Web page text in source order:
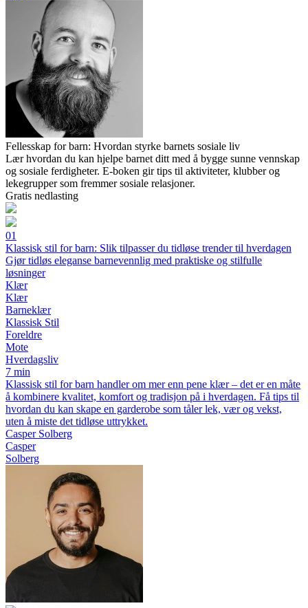
Fellesskap for barn: Hvordan styrke barnets sosiale liv
Lær hvordan du kan hjelpe barnet ditt med å bygge sunne vennskap
og sosiale ferdigheter. E-boken gir tips til aktiviteter, klubber og
lekegrupper som fremmer sosiale relasjoner.
Gratis nedlasting
01
Klassisk stil for barn: Slik tilpasser du tidløse trender til hverdagen
Gjør tidløs eleganse barnevennlig med praktiske og stilfulle
løsninger
Klær
Klær
Barneklær
Klassisk Stil
Foreldre
Mote
Hverdagsliv
7 min
Klassisk stil for barn handler om mer enn pene klær – det er en måte
å kombinere kvalitet, komfort og tradisjon på i hverdagen. Få tips til
hvordan du kan skape en garderobe som tåler lek, vær og vekst,
uten å miste det tidløse uttrykket.
Casper Solberg
Casper
Solberg